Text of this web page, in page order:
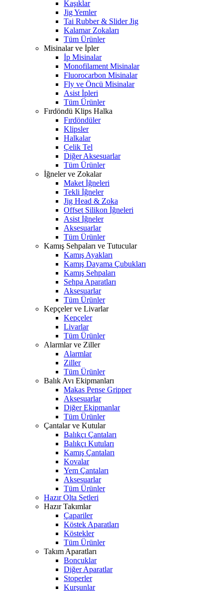
Kaşıklar
Jig Yemler
Tai Rubber & Slider Jig
Kalamar Zokaları
Tüm Ürünler
Misinalar ve İpler
İp Misinalar
Monofilament Misinalar
Fluorocarbon Misinalar
Fly ve Öncü Misinalar
Asist İpleri
Tüm Ürünler
Fırdöndü Klips Halka
Fırdöndüler
Klipsler
Halkalar
Çelik Tel
Diğer Aksesuarlar
Tüm Ürünler
İğneler ve Zokalar
Maket İğneleri
Tekli İğneler
Jig Head & Zoka
Offset Silikon İğneleri
Asist İğneler
Aksesuarlar
Tüm Ürünler
Kamış Sehpaları ve Tutucular
Kamış Ayakları
Kamış Dayama Çubukları
Kamış Sehpaları
Sehpa Aparatları
Aksesuarlar
Tüm Ürünler
Kepçeler ve Livarlar
Kepçeler
Livarlar
Tüm Ürünler
Alarmlar ve Ziller
Alarmlar
Ziller
Tüm Ürünler
Balık Avı Ekipmanları
Makas Pense Gripper
Aksesuarlar
Diğer Ekipmanlar
Tüm Ürünler
Çantalar ve Kutular
Balıkçı Çantaları
Balıkçı Kutuları
Kamış Çantaları
Kovalar
Yem Çantaları
Aksesuarlar
Tüm Ürünler
Hazır Olta Setleri
Hazır Takımlar
Çapariler
Köstek Aparatları
Köstekler
Tüm Ürünler
Takım Aparatları
Boncuklar
Diğer Aparatlar
Stoperler
Kurşunlar